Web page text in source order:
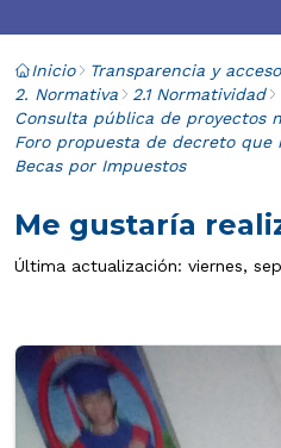
Inicio
Transparencia y
2. Normativa
2.1 Normatividad
Consulta pública de proyectos
Foro propuesta de decreto que
Becas por Impuestos
Me gustaría
Última actualización: viernes,